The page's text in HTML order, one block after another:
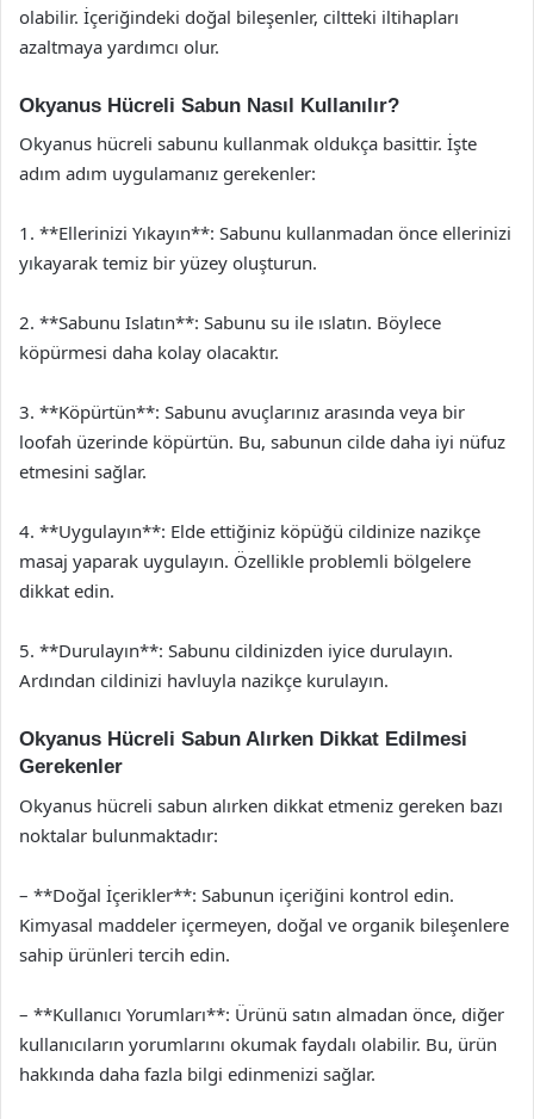
olabilir. İçeriğindeki doğal bileşenler, ciltteki iltihapları
azaltmaya yardımcı olur.
Okyanus Hücreli Sabun Nasıl Kullanılır?
Okyanus hücreli sabunu kullanmak oldukça basittir. İşte
adım adım uygulamanız gerekenler:
1. **Ellerinizi Yıkayın**: Sabunu kullanmadan önce ellerinizi
yıkayarak temiz bir yüzey oluşturun.
2. **Sabunu Islatın**: Sabunu su ile ıslatın. Böylece
köpürmesi daha kolay olacaktır.
3. **Köpürtün**: Sabunu avuçlarınız arasında veya bir
loofah üzerinde köpürtün. Bu, sabunun cilde daha iyi nüfuz
etmesini sağlar.
4. **Uygulayın**: Elde ettiğiniz köpüğü cildinize nazikçe
masaj yaparak uygulayın. Özellikle problemli bölgelere
dikkat edin.
5. **Durulayın**: Sabunu cildinizden iyice durulayın.
Ardından cildinizi havluyla nazikçe kurulayın.
Okyanus Hücreli Sabun Alırken Dikkat Edilmesi
Gerekenler
Okyanus hücreli sabun alırken dikkat etmeniz gereken bazı
noktalar bulunmaktadır:
– **Doğal İçerikler**: Sabunun içeriğini kontrol edin.
Kimyasal maddeler içermeyen, doğal ve organik bileşenlere
sahip ürünleri tercih edin.
– **Kullanıcı Yorumları**: Ürünü satın almadan önce, diğer
kullanıcıların yorumlarını okumak faydalı olabilir. Bu, ürün
hakkında daha fazla bilgi edinmenizi sağlar.